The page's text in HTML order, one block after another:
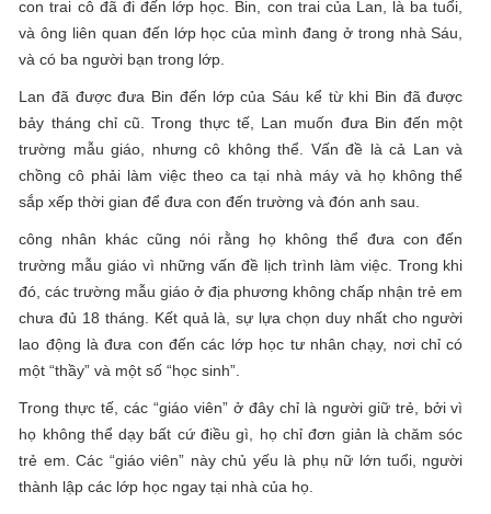
con trai cô đã đi đến lớp học. Bin, con trai của Lan, là ba tuổi,
và ông liên quan đến lớp học của mình đang ở trong nhà Sáu,
và có ba người bạn trong lớp.
Lan đã được đưa Bin đến lớp của Sáu kể từ khi Bin đã được
bảy tháng chỉ cũ. Trong thực tế, Lan muốn đưa Bin đến một
trường mẫu giáo, nhưng cô không thể. Vấn đề là cả Lan và
chồng cô phải làm việc theo ca tại nhà máy và họ không thể
sắp xếp thời gian để đưa con đến trường và đón anh sau.
công nhân khác cũng nói rằng họ không thể đưa con đến
trường mẫu giáo vì những vấn đề lịch trình làm việc. Trong khi
đó, các trường mẫu giáo ở địa phương không chấp nhận trẻ em
chưa đủ 18 tháng. Kết quả là, sự lựa chọn duy nhất cho người
lao động là đưa con đến các lớp học tư nhân chạy, nơi chỉ có
một “thầy” và một số “học sinh”.
Trong thực tế, các “giáo viên” ở đây chỉ là người giữ trẻ, bởi vì
họ không thể dạy bất cứ điều gì, họ chỉ đơn giản là chăm sóc
trẻ em. Các “giáo viên” này chủ yếu là phụ nữ lớn tuổi, người
thành lập các lớp học ngay tại nhà của họ.